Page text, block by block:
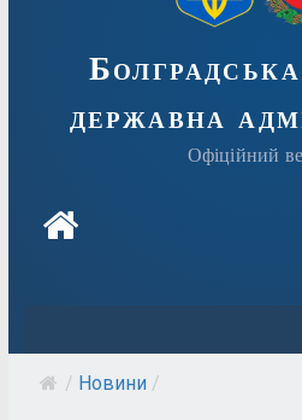
державна
Офіційний
/ Новини /